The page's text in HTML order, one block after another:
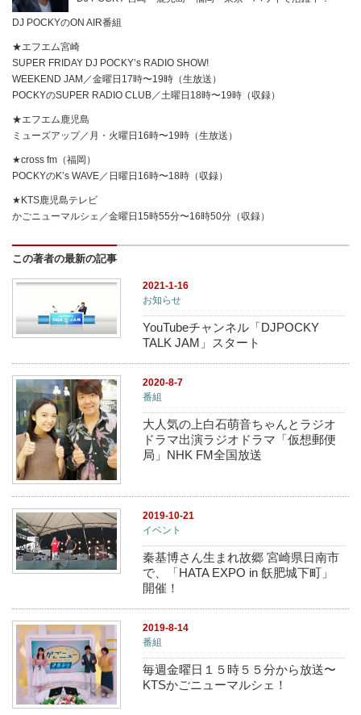
DJ POCKYのON AIR番組
★エフエム宮崎
SUPER FRIDAY DJ POCKY’s RADIO SHOW!
WEEKEND JAM／金曜日17時〜19時（生放送）
POCKYのSUPER RADIO CLUB／土曜日18時〜19時（収録）
★エフエム鹿児島
ミューズアップ／月・火曜日16時〜19時（生放送）
★cross fm（福岡）
POCKYのK’s WAVE／日曜日16時〜18時（収録）
★KTS鹿児島テレビ
かごニューマルシェ／金曜日15時55分〜16時50分（収録）
この著者の最新の記事
2021-1-16
お知らせ
YouTubeチャンネル「DJPOCKY
TALK JAM」スタート
2020-8-7
番組
大人気の上白石萌音ちゃんとラジオ
ドラマ出演ラジオドラマ「仮想郵便
局」NHK FM全国放送
2019-10-21
イベント
秦基博さん生まれ故郷 宮崎県日南市
で、「HATA EXPO in 飫肥城下町」
開催！
2019-8-14
番組
毎週金曜日１５時５５分から放送〜
KTSかごニューマルシェ！